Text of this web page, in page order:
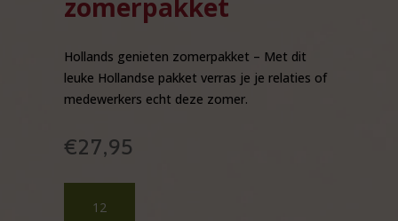
zomerpakket
Hollands genieten zomerpakket – Met dit
leuke Hollandse pakket verras je je relaties of
medewerkers echt deze zomer.
€27,95
genieten